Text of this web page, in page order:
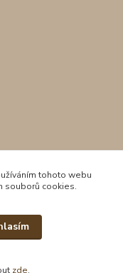
vyhrazena
tohoto webu
souborů cookies.
zde.